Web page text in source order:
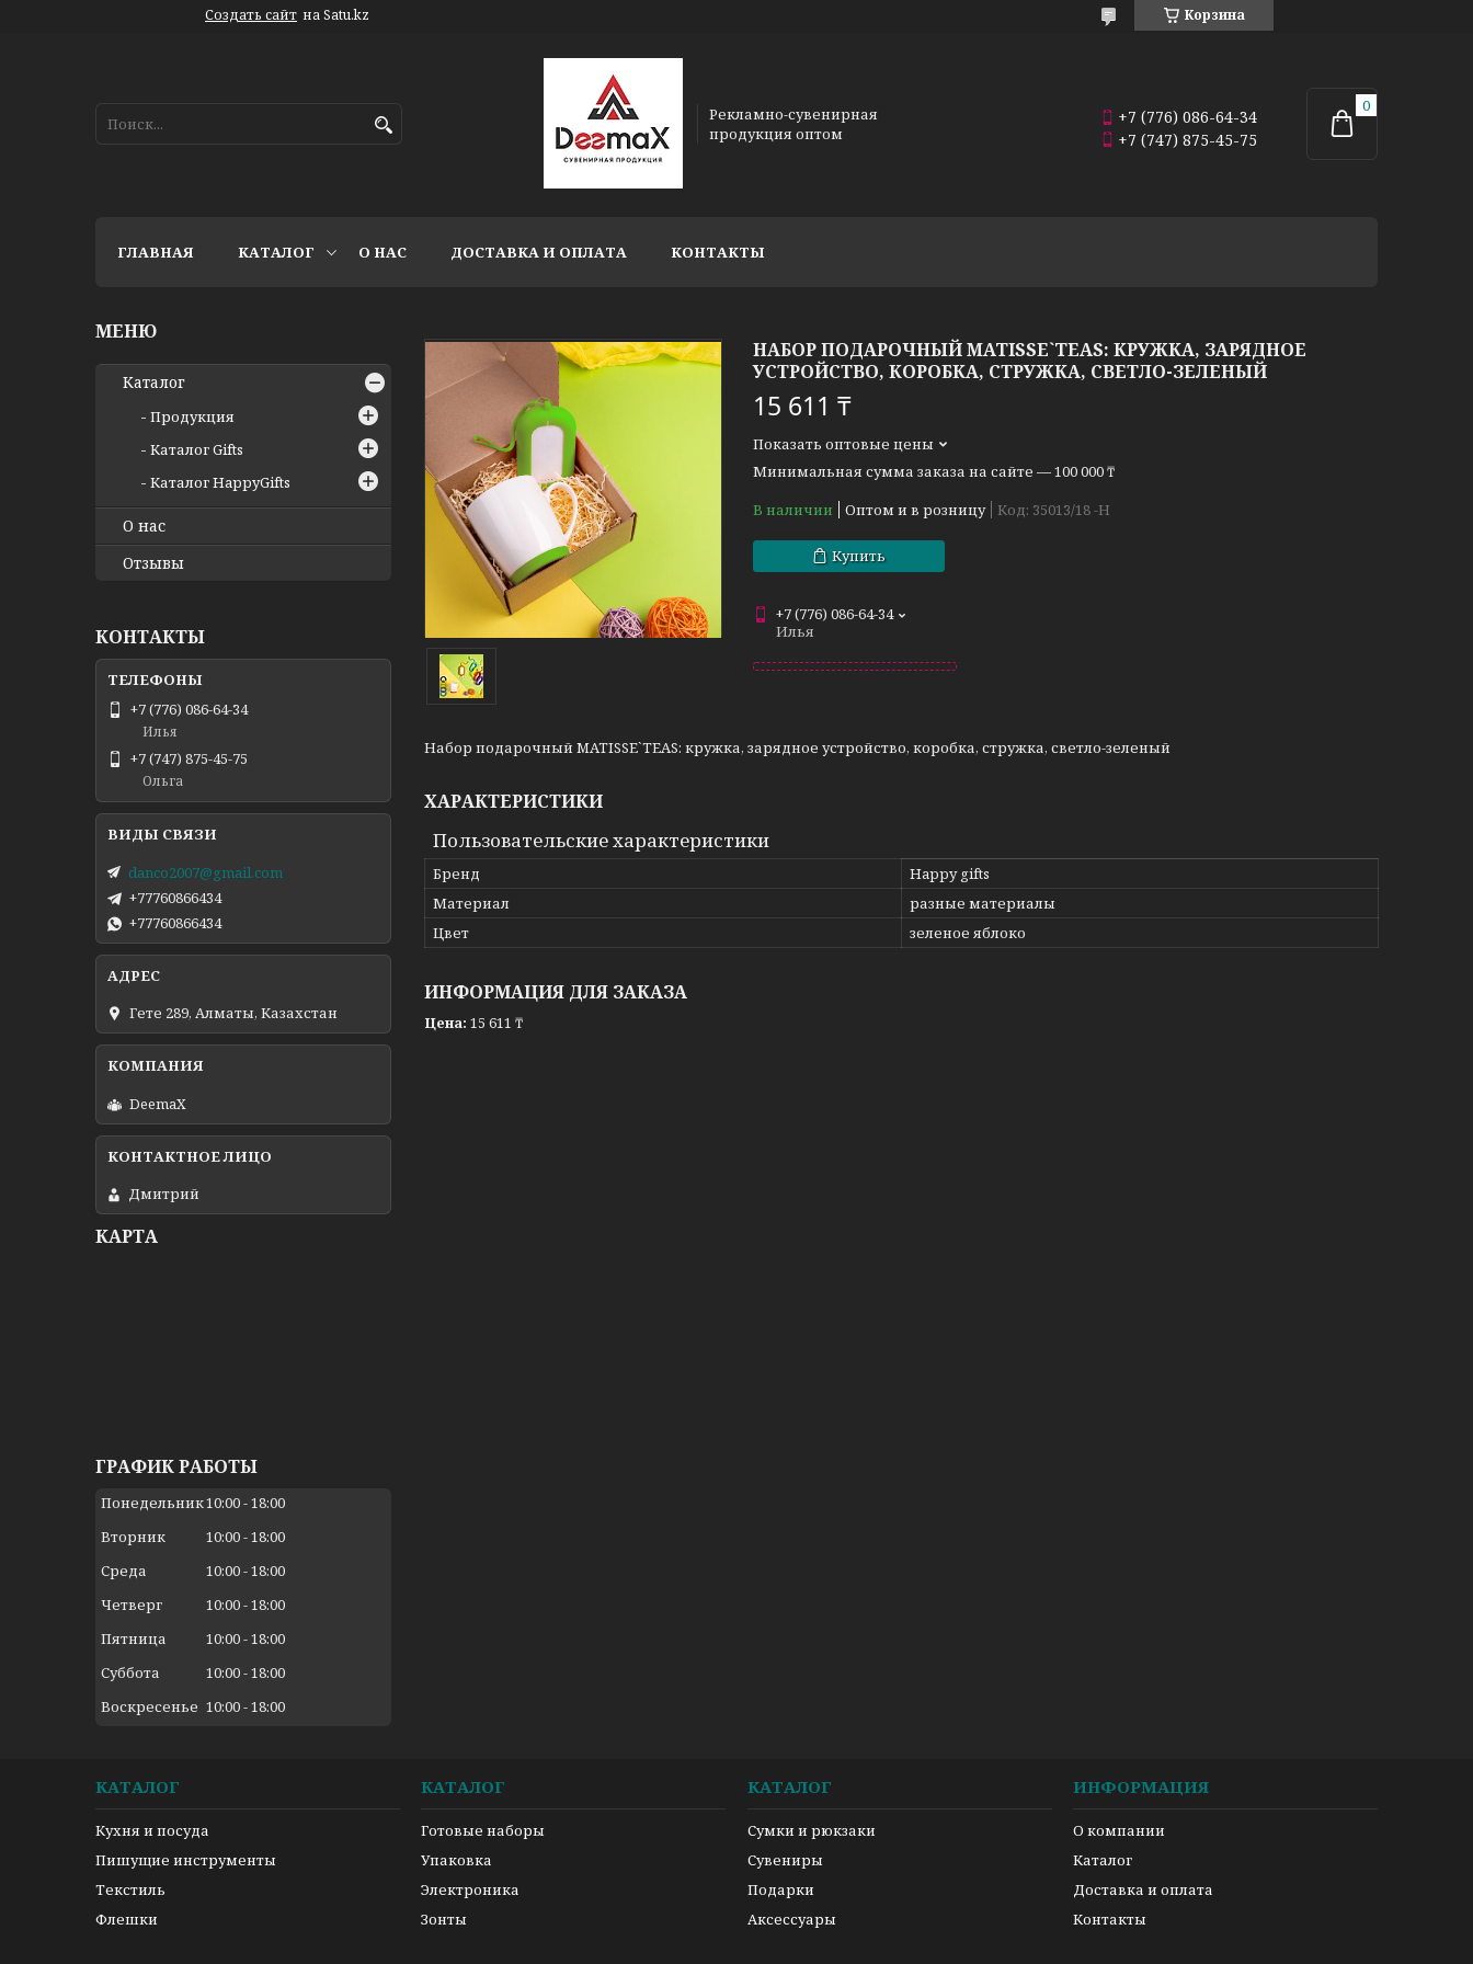
Создать сайт на Satu.kz Корзина
Рекламно-сувенирная
продукция оптом
+7 (776) 086-64-34
+7 (747) 875-45-75
ГЛАВНАЯ КАТАЛОГ О НАС ДОСТАВКА И ОПЛАТА КОНТАКТЫ
НАБОР ПОДАРОЧНЫЙ MATISSE`TEAS: КРУЖКА, ЗАРЯДНОЕ
УСТРОЙСТВО, КОРОБКА, СТРУЖКА, СВЕТЛО-ЗЕЛЕНЫЙ
15 611 ₸
Показать оптовые цены
Минимальная сумма заказа на сайте — 100 000 ₸
В наличии
Оптом и в розницу Код: 35013/18 -Н
Купить
+7 (776) 086-64-34
Илья
Набор подарочный MATISSE`TEAS: кружка, зарядное устройство, коробка, стружка, светло-зеленый
ХАРАКТЕРИСТИКИ
Пользовательские характеристики
Бренд
Happy gifts
Материал
разные материалы
Цвет
зеленое яблоко
ИНФОРМАЦИЯ ДЛЯ ЗАКАЗА
Цена: 15 611 ₸
Каталог
Продукция
Каталог Gifts
Каталог HappyGifts
О нас
Отзывы
КОНТАКТЫ
+7 (776) 086-64-34
Илья
+7 (747) 875-45-75
Ольга
danco2007@gmail.com
+77760866434
+77760866434
Гете 289, Алматы, Казахстан
DeemaX
Дмитрий
КАРТА
ГРАФИК РАБОТЫ
Понедельник10:00 18:00
Вторник
10:00 18:00
Среда
10:00 18:00
Четверг
10:00 18:00
Пятница
10:00 18:00
Суббота
10:00 18:00
Воскресенье 10:00 18:00
КАТАЛОГ
Кухня и посуда
Пишущие инструменты
Текстиль
Флешки
КАТАЛОГ
Готовые наборы
Упаковка
Электроника
Зонты
КАТАЛОГ
Сумки и рюкзаки
Сувениры
Подарки
Аксессуары
ИНФОРМАЦИЯ
О компании
Каталог
Доставка и оплата
Контакты